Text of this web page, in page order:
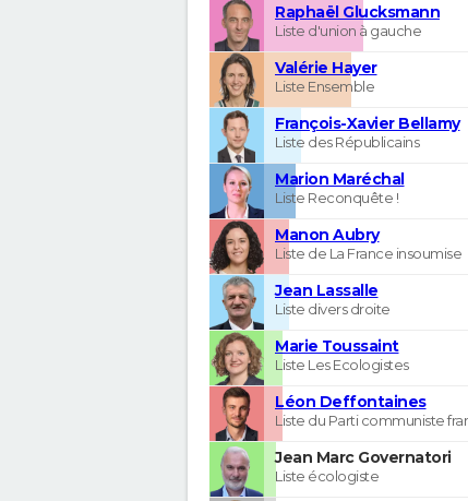
Raphaël Glucksmann
Liste d'union à gauche
Valérie Hayer
Liste Ensemble
François-Xavier Bellamy
Liste des Républicains
Marion Maréchal
Liste Reconquête !
Manon Aubry
Liste de La France insoumise
Jean Lassalle
Liste divers droite
Marie Toussaint
Liste Les Ecologistes
Léon Deffontaines
Liste du Parti communiste
Jean Marc Governatori
Liste écologiste